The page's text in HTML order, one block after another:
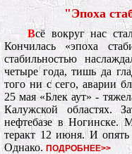
"Эпоха
Всё вокруг нас
Кончилась «эпоха
стабильностью
четыре года, тишь да
того ни с сего, аварии
25 мая «Блек аут» -
Калужской
нефтебазе в Ногинске.
теракт 12 июня. И
Однако. ПОДРОБНЕЕ>>